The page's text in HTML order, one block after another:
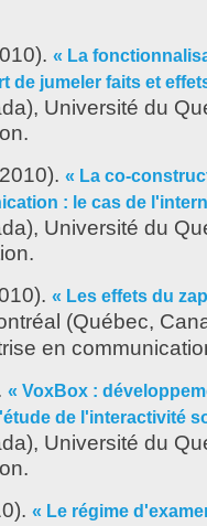
« La
de jumeler faits et
Université du
« La co-
: le cas de
Université du
« Les effets du
(Québec,
en
« VoxBox :
de l'interactivité
Université du
« Le régime